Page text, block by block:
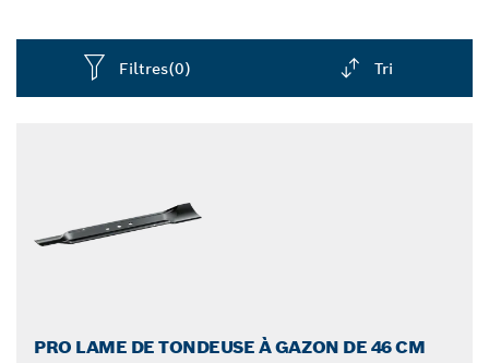
Filtres(0) Tri
PRO LAME DE TONDEUSE À GAZON DE 46 CM